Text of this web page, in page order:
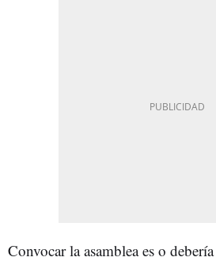
Convocar la asamblea es o